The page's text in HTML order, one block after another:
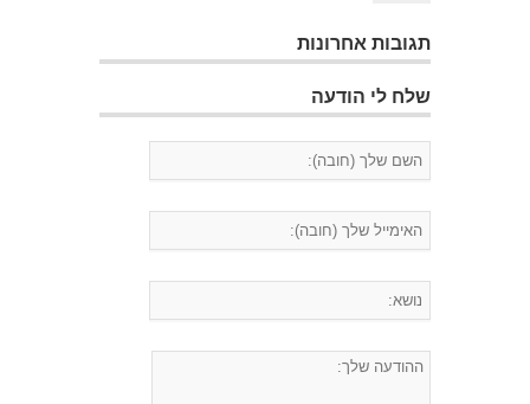
תגובות אחרונות
שלח לי הודעה